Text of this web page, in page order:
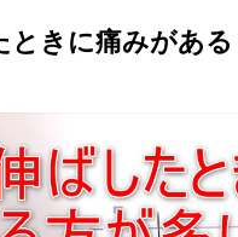
ときに痛みがある